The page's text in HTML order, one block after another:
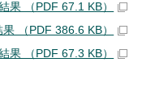
果 （PDF 67.1 KB）
（PDF 386.6 KB）
果 （PDF 67.3 KB）